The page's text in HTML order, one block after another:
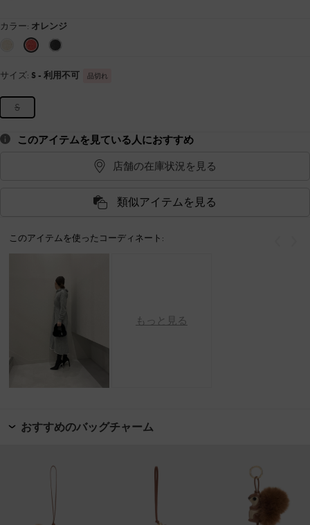
カラー: オレンジ
サイズ: S - 利用不可 品切れ
S
このアイテムを見ている人におすすめ
店舗の在庫状況を見る
類似アイテムを見る
このアイテムを使ったコーディネート:
もっと見る
おすすめのバッグチャーム